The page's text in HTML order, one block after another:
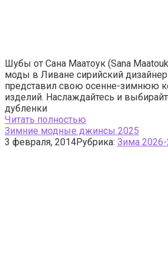
Шубы от Сана Маатоук (Sana
моды в Ливане сирийский
представил свою осенне-зимнюю
изделий. Наслаждайтесь и
дубленки
Читать полностью
Зимние модные джинсы 2025
3 февраля, 2014Рубрика: Зима